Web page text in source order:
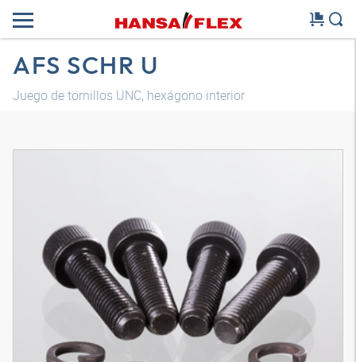
AFS SCHR U
Juego de tornillos UNC, hexágono interior